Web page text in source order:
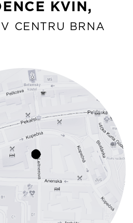
KVIN,
CENTRU BRNA